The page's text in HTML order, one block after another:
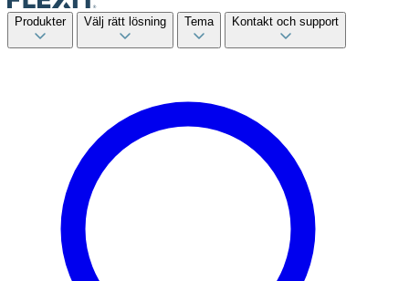
Produkter Välj rätt lösning Tema Kontakt och support